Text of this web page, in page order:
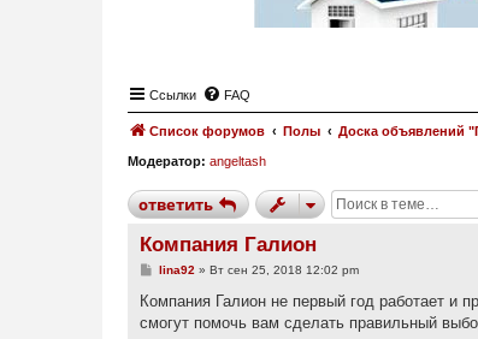
Ссылки FAQ
Список форумов Полы Доска объявлений
Модератор: angeltash
ответить
Компания Галион
С
о
щ
lina92 » Вт сен 25, 2018 12:02 pm
Компания Галион не первый год работает и
смогут помочь вам сделать правильный